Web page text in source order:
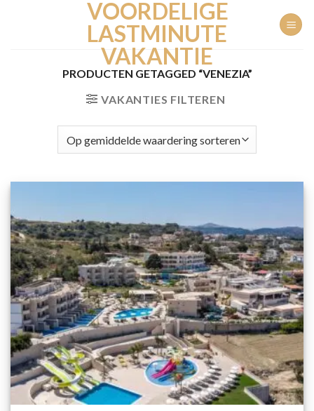
VOORDELIGE
LASTMINUTE
VAKANTIE
PRODUCTEN GETAGGED “VENEZIA”
VAKANTIES FILTEREN